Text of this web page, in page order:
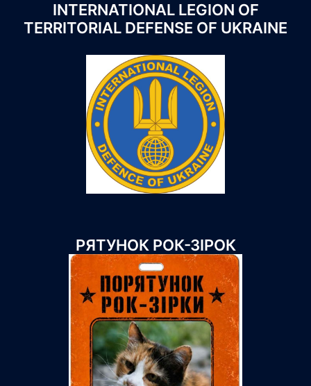
INTERNATIONAL LEGION OF
TERRITORIAL DEFENSE OF UKRAINE
РЯТУНОК РОК-ЗІРОК